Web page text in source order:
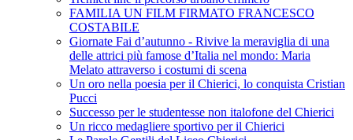
FAMILIA UN FILM FIRMATO FRANCESCO
COSTABILE
Giornate Fai d’autunno - Rivive la meraviglia di una
delle attrici più famose d’Italia nel mondo: Maria
Melato attraverso i costumi di scena
Un oro nella poesia per il Chierici, lo conquista Cristian
Pucci
Successo per le studentesse non italofone del Chierici
Un ricco medagliere sportivo per il Chierici